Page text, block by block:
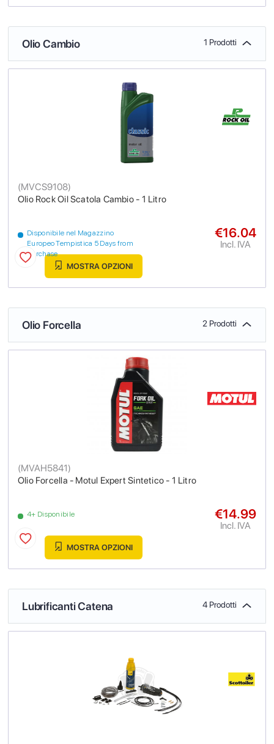
Olio Cambio 1 Prodotti
Olio Rock Oil Scatola Cambio - 1 Litro
(MVCS9108)
Disponibile nel Magazzino
Europeo Tempistica 5 Days from
purchase
€16.04
Incl. IVA
MOSTRA OPZIONI
Olio Forcella 2 Prodotti
Olio Forcella - Motul Expert Sintetico - 1 Litro
(MVAH5841)
4+ Disponibile €14.99
Incl. IVA
MOSTRA OPZIONI
Lubrificanti Catena 4 Prodotti